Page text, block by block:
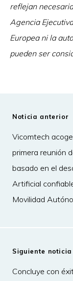
reflejan
Agencia
Europea ni la
pueden ser
Noticia anterior
Vicomtech
primera reunión
basado en el
Artificial
Movilidad
Siguiente noticia
Concluye con